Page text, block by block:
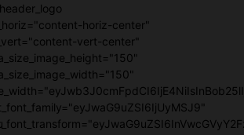
horiz-center"
vert-center"